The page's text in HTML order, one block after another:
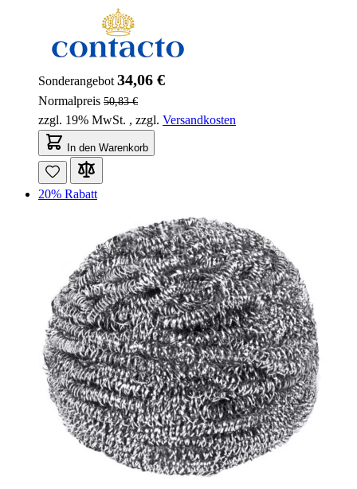
Sonderangebot 34,06 €
Normalpreis 50,83 €
zzgl. 19% MwSt. , zzgl. Versandkosten
In den Warenkorb
20% Rabatt